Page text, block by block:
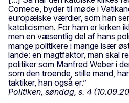
Comece, byder til møde i
europæiske værdier, som han
katolicismen. For ham er kirken
men en væsentlig del af hans
mange politikere i mange især
lande: en magtfaktor, man skal
politiker som Manfred Weber i
som den troende, stille mand,
taktiker, han også er.”
Politiken, søndag, s. 4